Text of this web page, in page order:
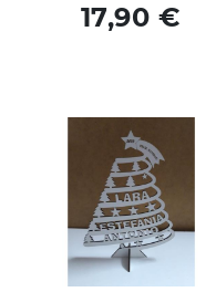
17,90 €